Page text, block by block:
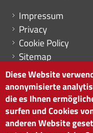
Menu footer
Impressum
Privacy
Cookie Policy
Sitemap
Cookie-
HANDELSKAMMER
Diese Website
anonymisierte
die es Ihnen
surfen und Cookies
anderen Website